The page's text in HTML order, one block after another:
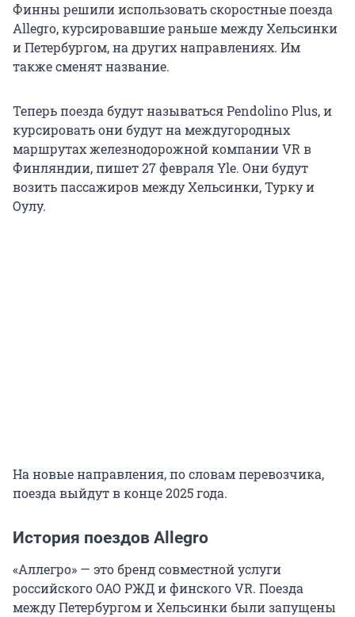
Финны решили использовать скоростные поезда
Allegro, курсировавшие раньше между Хельсинки
и Петербургом, на других направлениях. Им
также сменят название.
Теперь поезда будут называться Pendolino Plus, и
курсировать они будут на междугородных
маршрутах железнодорожной компании VR в
Финляндии, пишет 27 февраля Yle. Они будут
возить пассажиров между Хельсинки, Турку и
Оулу.
На новые направления, по словам перевозчика,
поезда выйдут в конце 2025 года.
История поездов Allegro
«Аллегро» — это бренд совместной услуги
российского ОАО РЖД и финского VR. Поезда
между Петербургом и Хельсинки были запущены